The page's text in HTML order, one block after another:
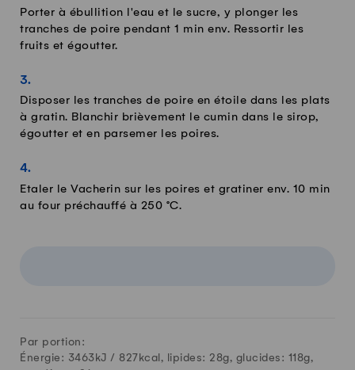
Porter à ébullition l'eau et le sucre, y plonger les
tranches de poire pendant 1 min env. Ressortir les
fruits et égoutter.
Disposer les tranches de poire en étoile dans les plats
à gratin. Blanchir brièvement le cumin dans le sirop,
égoutter et en parsemer les poires.
Etaler le Vacherin sur les poires et gratiner env. 10 min
au four préchauffé à 250 °C.
Par portion:
Énergie: 3463kJ / 827kcal, lipides: 28g, glucides: 118g,